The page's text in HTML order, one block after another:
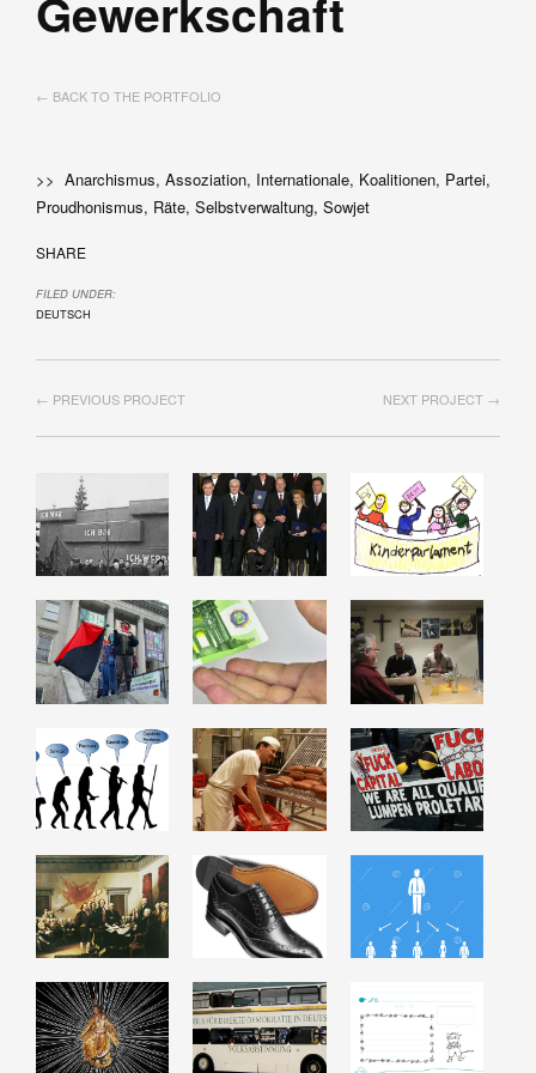
← BACK TO THE PORTFOLIO
>> Anarchismus, Assoziation, Internationale, Koalitionen, Partei,
Proudhonismus, Räte, Selbstverwaltung, Sowjet
SHARE
FILED UNDER:
DEUTSCH
NEXT PROJECT →
← PREVIOUS PROJECT